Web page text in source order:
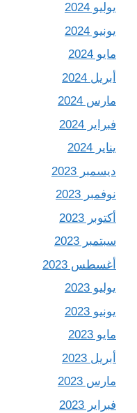
يوليو 2024
يونيو 2024
مايو 2024
أبريل 2024
مارس 2024
فبراير 2024
يناير 2024
ديسمبر 2023
نوفمبر 2023
أكتوبر 2023
سبتمبر 2023
أغسطس 2023
يوليو 2023
يونيو 2023
مايو 2023
أبريل 2023
مارس 2023
فبراير 2023